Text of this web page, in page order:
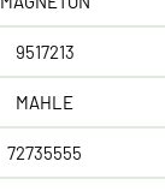
9517213
MAHLE
72735555